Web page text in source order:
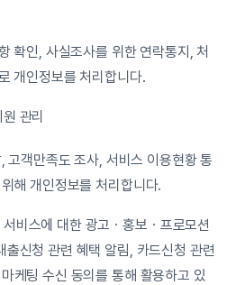
확인, 사실조사를 위한 연락통지, 처
개인정보를 처리합니다.
관리
고객만족도 조사, 서비스 이용현황 통
해 개인정보를 처리합니다.
비스에 대한 광고ㆍ홍보ㆍ프로모션
출신청 관련 혜택 알림, 카드신청 관련
케팅 수신 동의를 통해 활용하고 있